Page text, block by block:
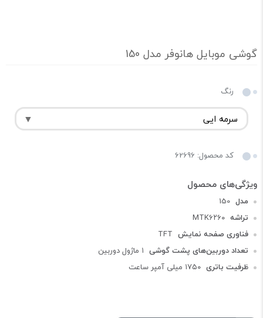
گوشی موبایل هانوفر مدل 150
رنگ
کد محصول: 62696
مدل 150
تراشه MTK۶۲۶۰
فناوری صفحه‌ نمایش TFT
تعداد دوربین‌های پشت گوشی ۱ ماژول دوربین
ظرفیت باتری ۱۷۵۰ میلی آمپر ساعت